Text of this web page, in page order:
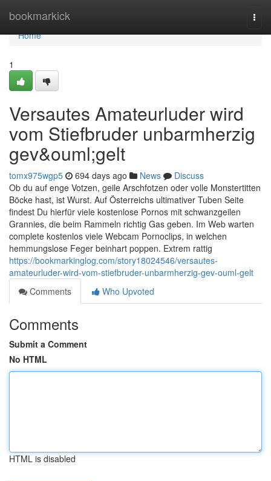
bookmarkick
Home
Home
1
Versautes Amateurluder wird
vom Stiefbruder unbarmherzig
gev&ouml;gelt
tomx975wgp5 694 days ago News
Discuss
Ob du auf enge Votzen, geile Arschfotzen oder volle Monstertitten
Böcke hast, ist Wurst. Auf Österreichs ultimativer Tuben Seite
findest Du hierfür viele kostenlose Pornos mit schwanzgeilen
Grannies, die beim Rammeln richtig Gas geben. Im Web warten
complete kostenlos viele Webcam Pornoclips, in welchen
hemmungslose Feger beinhart poppen. Extrem rattig
https://bookmarkinglog.com/story18024546/versautes-
amateurluder-wird-vom-stiefbruder-unbarmherzig-gev-ouml-gelt
Comments
Who Upvoted
Comments
Submit a Comment
No HTML
HTML is disabled